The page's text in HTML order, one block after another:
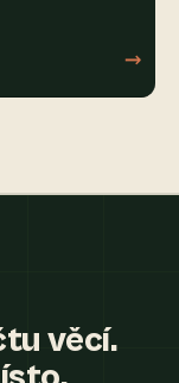
→
věcí.